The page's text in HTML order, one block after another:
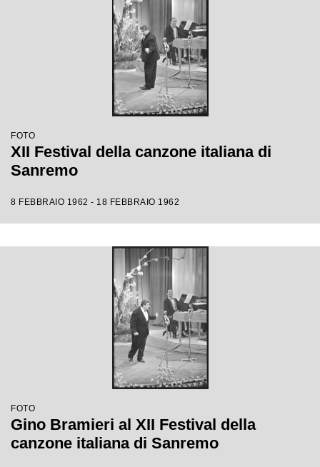
FOTO
XII Festival della canzone italiana di
Sanremo
8 FEBBRAIO 1962 - 18 FEBBRAIO 1962
FOTO
Gino Bramieri al XII Festival della
canzone italiana di Sanremo